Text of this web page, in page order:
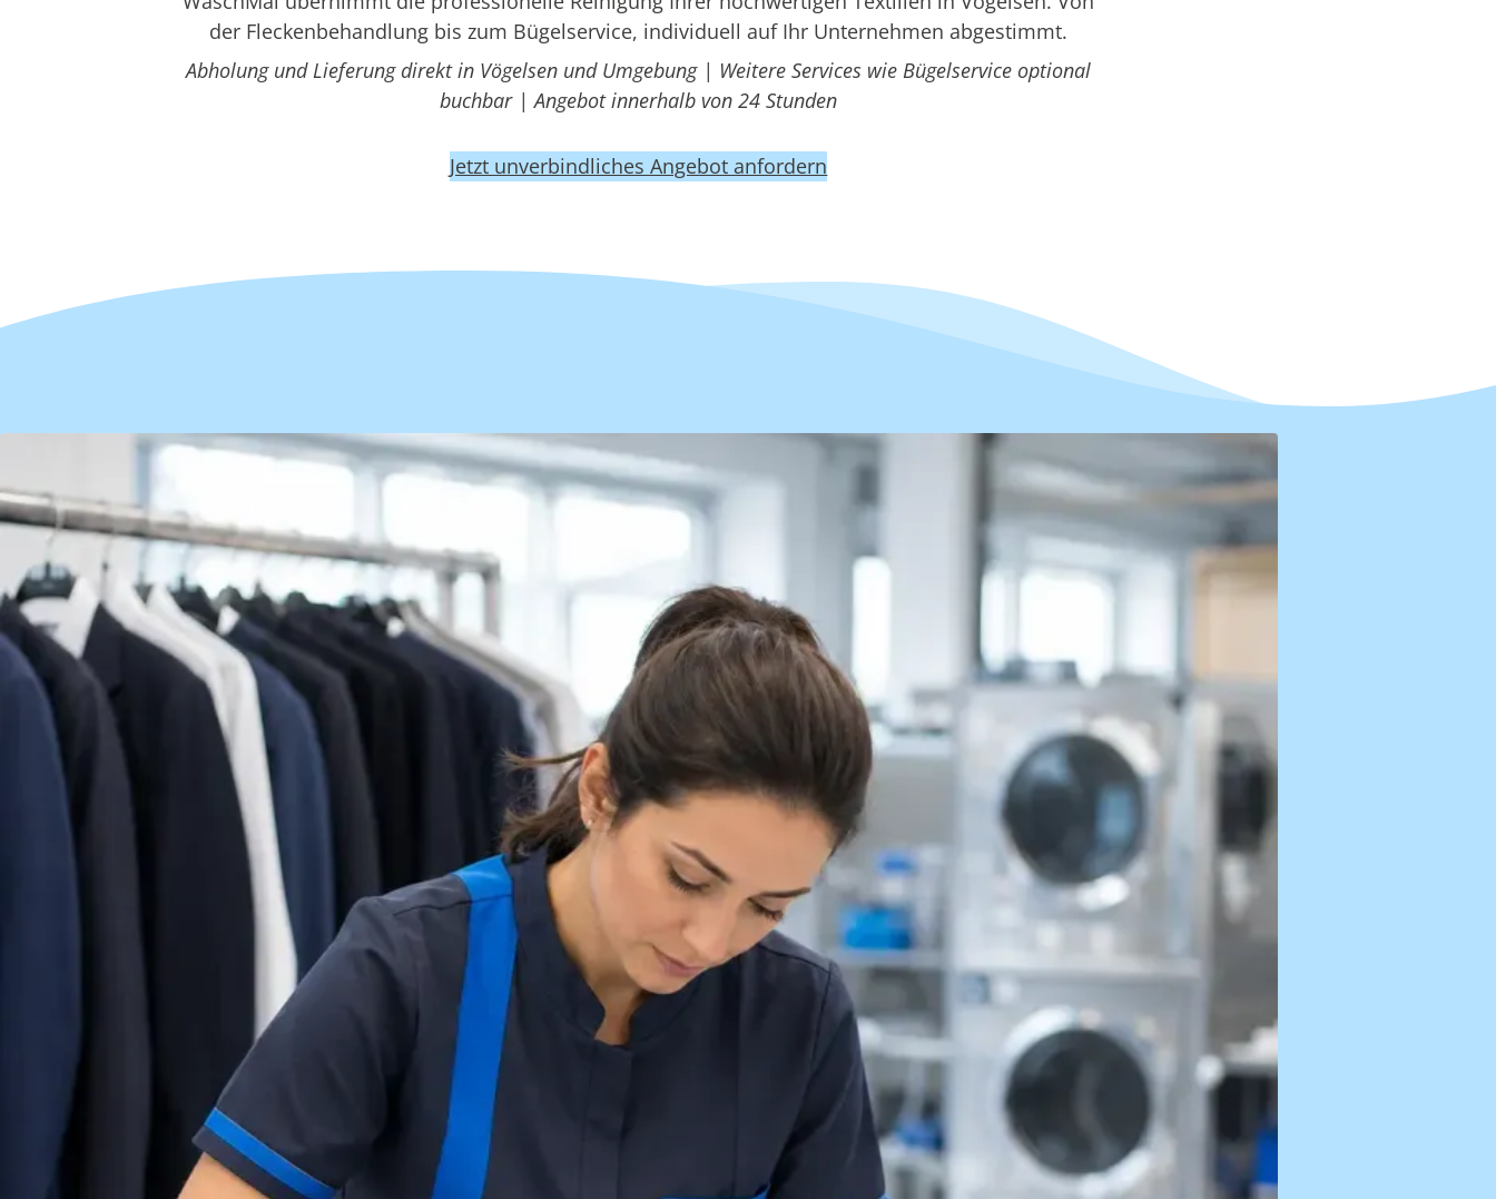
der Fleckenbehandlung bis zum Bügelservice, individuell auf Ihr Unternehmen abgestimmt.
Abholung und Lieferung direkt in Vögelsen und Umgebung | Weitere Services wie Bügelservice optional
buchbar | Angebot innerhalb von 24 Stunden
Jetzt unverbindliches Angebot anfordern